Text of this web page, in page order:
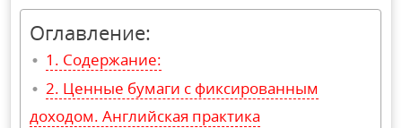
Оглавление:
Содержание:
Ценные бумаги с фиксированным
доходом. Английская практика